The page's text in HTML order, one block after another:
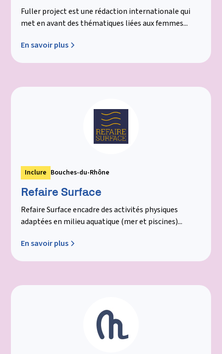
Fuller project est une rédaction internationale qui
met en avant des thématiques liées aux femmes...
En savoir plus
Inclure Bouches-du-Rhône
Refaire Surface
Refaire Surface encadre des activités physiques
adaptées en milieu aquatique (mer et piscines)...
En savoir plus